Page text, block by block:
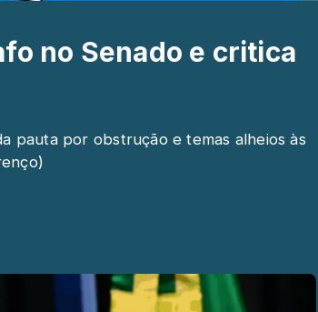
no Senado e critica
pauta por obstrução e temas alheios às